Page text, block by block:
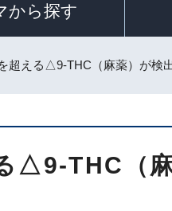
から探す
超える△9-THC（麻薬）が検
△9-THC（